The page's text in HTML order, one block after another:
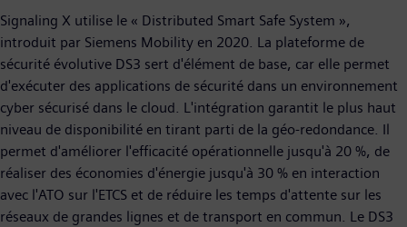
Signaling X utilise le « Distributed Smart Safe System »,
introduit par Siemens Mobility en 2020. La plateforme de
sécurité évolutive DS3 sert d'élément de base, car elle permet
d'exécuter des applications de sécurité dans un environnement
cyber sécurisé dans le cloud. L'intégration garantit le plus haut
niveau de disponibilité en tirant parti de la géo-redondance. Il
permet d'améliorer l'efficacité opérationnelle jusqu'à 20 %, de
réaliser des économies d'énergie jusqu'à 30 % en interaction
avec l'ATO sur l'ETCS et de réduire les temps d'attente sur les
réseaux de grandes lignes et de transport en commun. Le DS3